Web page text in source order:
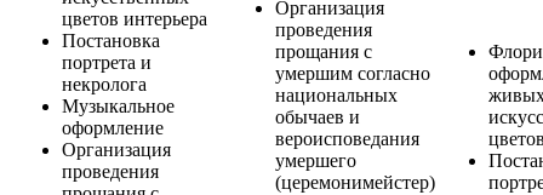
цветов интерьера
Постановка
портрета и
некролога
Музыкальное
оформление
Организация
проведения
Организация
проведения
прощания с
умершим согласно
национальных
обычаев и
вероисповедания
умершего
(церемонимейстер)